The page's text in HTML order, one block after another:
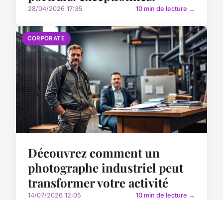
28/04/2026 17:35 10 min de lecture →
CORPORATE
Découvrez comment un
photographe industriel peut
transformer votre activité
14/07/2026 12:05 10 min de lecture →